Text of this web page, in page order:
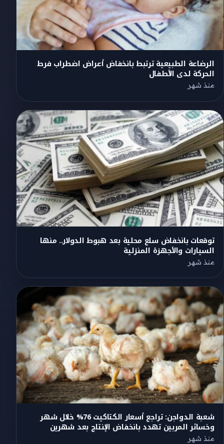
الرضاعة الطبيعية ترتبط بانخفاض أعراض اضطراب فرط
الحركة لدى الأطفال
منذ شهر
توقعات بانخفاض سلع محلية بعد هبوط الدولار.. منها
السيارات والأجهزة المنزلية
منذ شهر
شعبة الدواجن: تراجع أسعار الكتاكيت 76% خلال شهر
وخسائر المربين تهدد بانخفاض الإنتاج بعد شهرين
منذ شهر